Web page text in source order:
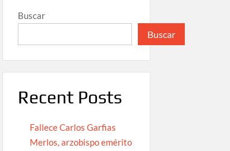
Buscar
Buscar
Recent Posts
Fallece Carlos Garfias
Merlos, arzobispo emérito